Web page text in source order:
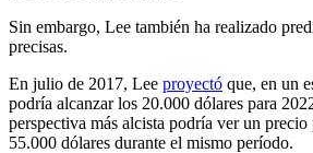
Sin embargo, Lee también ha realizado
precisas.
En julio de 2017, Lee proyectó que, en un
podría alcanzar los 20.000 dólares para
perspectiva más alcista podría ver un precio
55.000 dólares durante el mismo período.